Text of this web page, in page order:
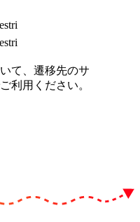
て、遷移先のサ
利用ください。